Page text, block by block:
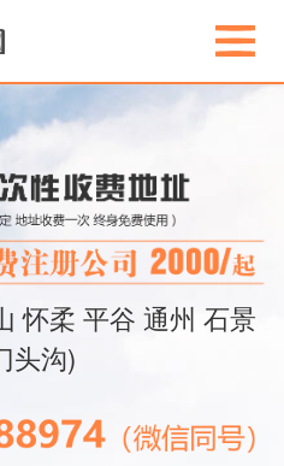
怀柔 平谷 通州 石景
头沟)